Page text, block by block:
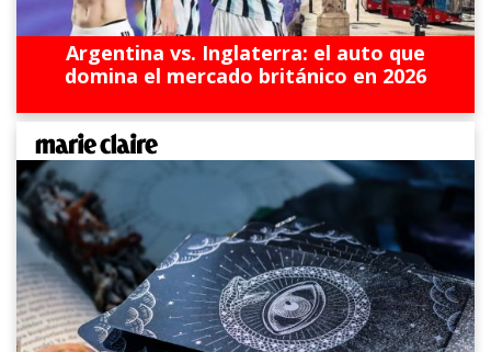
Argentina vs. Inglaterra: el auto que
domina el mercado británico en 2026